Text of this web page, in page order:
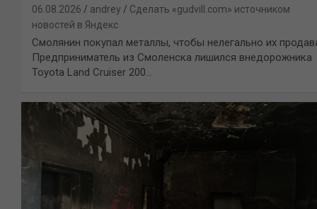
06.08.2026 andrey
Сделать «gudvill.com» источником
новостей в Яндекс
Смолянин покупал металлы, чтобы нелегально их
Предприниматель из Смоленска лишился внедорожника
Toyota Land Cruiser 200…